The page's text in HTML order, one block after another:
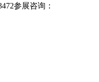
参展咨询：